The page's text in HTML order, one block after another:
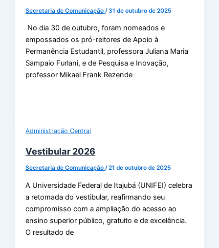
Secretaria de Comunicação /31 de outubro de 2025
No dia 30 de outubro, foram nomeados e
empossados os pró-reitores de Apoio à
Permanência Estudantil, professora Juliana Maria
Sampaio Furlani, e de Pesquisa e Inovação,
professor Mikael Frank Rezende
Administração Central
Vestibular 2026
Secretaria de Comunicação/21 de outubro de 2025
A Universidade Federal de Itajubá (UNIFEI) celebra
a retomada do vestibular, reafirmando seu
compromisso com a ampliação do acesso ao
ensino superior público, gratuito e de excelência.
O resultado de